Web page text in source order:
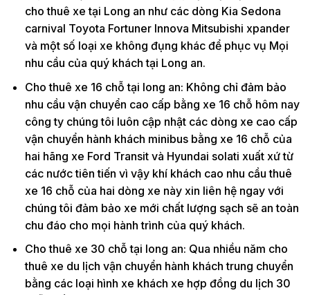
cho thuê xe tại Long an như các dòng Kia Sedona
carnival Toyota Fortuner Innova Mitsubishi xpander
và một số loại xe không đụng khác để phục vụ Mọi
nhu cầu của quý khách tại Long an.
Cho thuê xe 16 chỗ tại long an: Không chỉ đảm bảo
nhu cầu vận chuyển cao cấp bằng xe 16 chỗ hôm nay
công ty chúng tôi luôn cập nhật các dòng xe cao cấp
vận chuyển hành khách minibus bằng xe 16 chỗ của
hai hãng xe Ford Transit và Hyundai solati xuất xứ từ
các nước tiên tiến vì vậy khí khách cao nhu cầu thuê
xe 16 chỗ của hai dòng xe này xin liên hệ ngay với
chúng tôi đảm bảo xe mới chất lượng sạch sẽ an toàn
chu đáo cho mọi hành trình của quý khách.
Cho thuê xe 30 chỗ tại long an: Qua nhiều năm cho
thuê xe du lịch vận chuyển hành khách trung chuyển
bằng các loại hình xe khách xe hợp đồng du lịch 30